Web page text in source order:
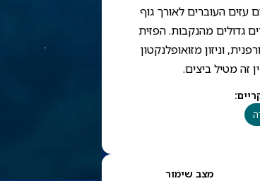
העוברים לאורך גוף
גדולים מהנקבות. הפזית
וניזון מזואופלנקטון
זה מטיל ביצים.
:
מצב שימור